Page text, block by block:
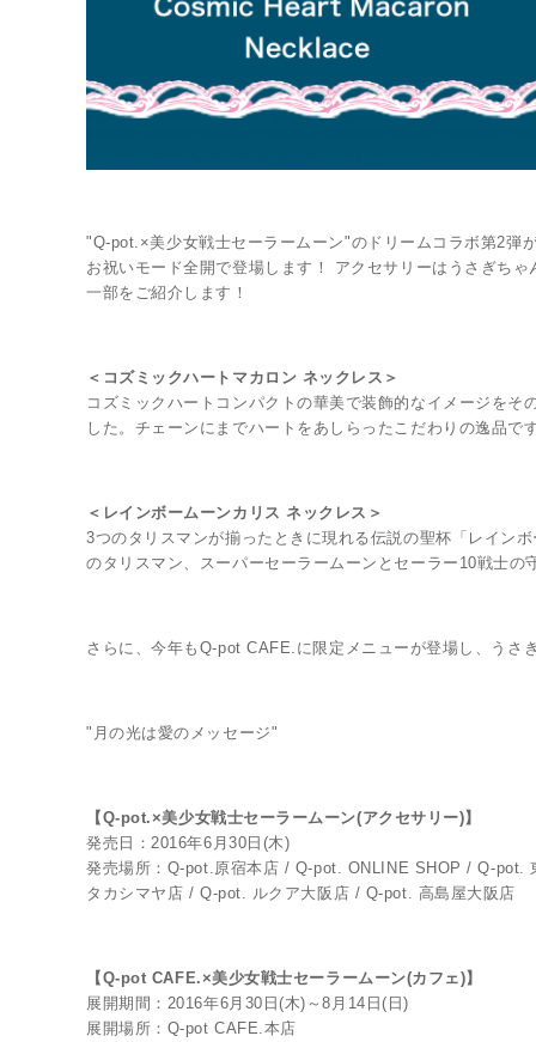
"Q-pot.×美少女戦士セーラームーン"のドリームコラボ第2弾
お祝いモード全開で登場します！ アクセサリーはうさぎち
一部をご紹介します！
＜コズミックハートマカロン ネックレス＞
コズミックハートコンパクトの華美で装飾的なイメージを
した。チェーンにまでハートをあしらったこだわりの逸品で
＜レインボームーンカリス ネックレス＞
3つのタリスマンが揃ったときに現れる伝説の聖杯「レイン
のタリスマン、スーパーセーラームーンとセーラー10戦士
さらに、今年もQ-pot CAFE.に限定メニューが登場し、うさ
"月の光は愛のメッセージ"
【Q-pot.×美少女戦士セーラームーン(アクセサリー)】
発売日：2016年6月30日(木)
発売場所：Q-pot.原宿本店 / Q-pot. ONLINE SHOP / Q-pot.
タカシマヤ店 / Q-pot. ルクア大阪店 / Q-pot. 高島屋大阪店
【Q-pot CAFE.×美少女戦士セーラームーン(カフェ)】
展開期間：2016年6月30日(木)～8月14日(日)
展開場所：Q-pot CAFE.本店